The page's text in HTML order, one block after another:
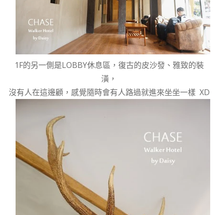
1F的另一側是LOBBY休息區，復古的皮沙發、雅致的裝
潢，
沒有人在這邊顧，感覺隨時會有人路過就進來坐坐一樣 XD